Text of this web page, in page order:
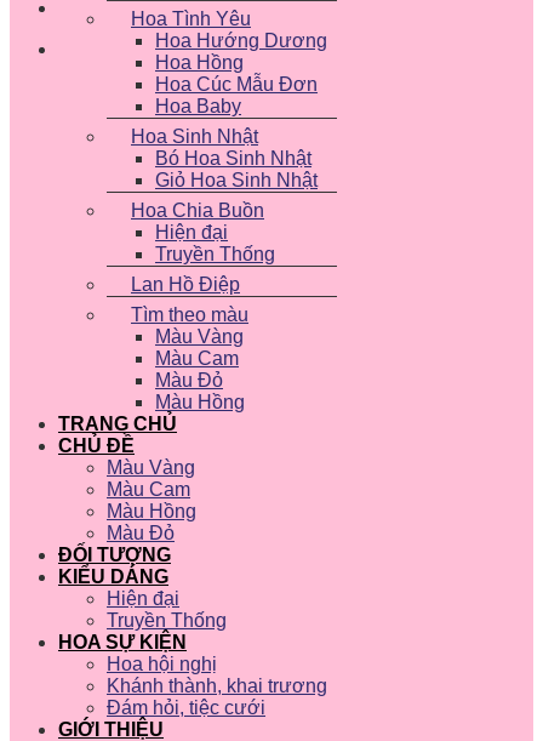
Hoa Tình Yêu
Hoa Hướng Dương
Hoa Hồng
Hoa Cúc Mẫu Đơn
Hoa Baby
Hoa Sinh Nhật
Bó Hoa Sinh Nhật
Giỏ Hoa Sinh Nhật
Hoa Chia Buồn
Hiện đại
Truyền Thống
Lan Hồ Điệp
Tìm theo màu
Màu Vàng
Màu Cam
Màu Đỏ
Màu Hồng
TRANG CHỦ
CHỦ ĐỀ
Màu Vàng
Màu Cam
Màu Hồng
Màu Đỏ
ĐỐI TƯỢNG
KIỂU DÁNG
Hiện đại
Truyền Thống
HOA SỰ KIỆN
Hoa hội nghị
Khánh thành, khai trương
Đám hỏi, tiệc cưới
GIỚI THIỆU